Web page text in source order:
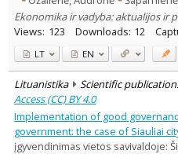
Ekonomika ir vadyba: aktualijos ir
Views: 123 Downloads: 12
LT EN
Lituanistika Scientific
Access (CC) BY 4.0
Implementation of good
government: the case of Siauliai
įgyvendinimas vietos savivaldoje: